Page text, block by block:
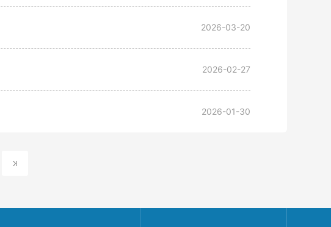
2026-03-20
2026-02-27
2026-01-30